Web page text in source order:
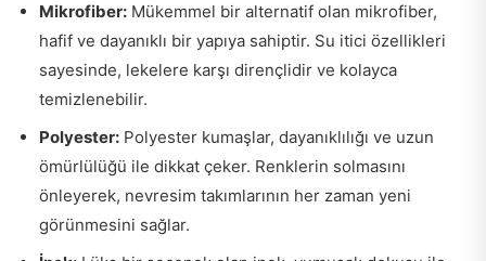
Mikrofiber: Mükemmel bir alternatif olan mikrofiber,
hafif ve dayanıklı bir yapıya sahiptir. Su itici özellikleri
sayesinde, lekelere karşı dirençlidir ve kolayca
temizlenebilir.
Polyester: Polyester kumaşlar, dayanıklılığı ve uzun
ömürlülüğü ile dikkat çeker. Renklerin solmasını
önleyerek, nevresim takımlarının her zaman yeni
görünmesini sağlar.